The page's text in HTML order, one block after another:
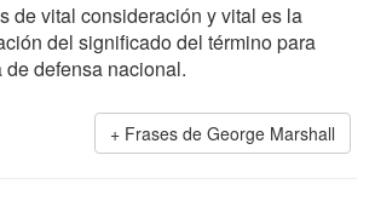
de vital consideración y vital es la
del significado del término para
de defensa nacional.
Frases de George Marshall